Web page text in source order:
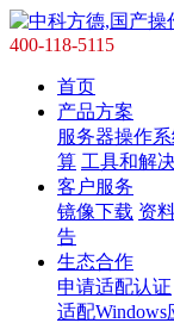
400-118-5115
首页
产品方案
服务器操作
算 工具和解
客户服务
镜像下载 资
告
生态合作
申请适配认证
适配Windows